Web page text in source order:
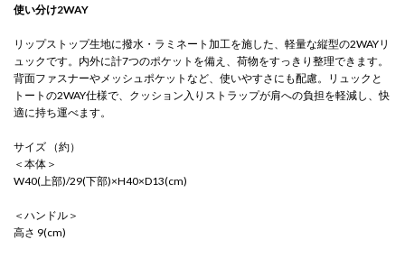
使い分け2WAY
リップストップ生地に撥水・ラミネート加工を施した、軽量な縦型の2WAYリ
ュックです。内外に計7つのポケットを備え、荷物をすっきり整理できます。
背面ファスナーやメッシュポケットなど、使いやすさにも配慮。リュックと
トートの2WAY仕様で、クッション入りストラップが肩への負担を軽減し、快
適に持ち運べます。
サイズ （約）
＜本体＞
W40(上部)/29(下部)×H40×D13(cm)
＜ハンドル＞
高さ 9(cm)